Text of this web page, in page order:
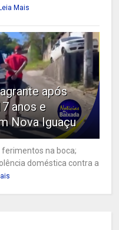
Mais
após
anos e
Nova Iguaçu
na boca;
doméstica contra a